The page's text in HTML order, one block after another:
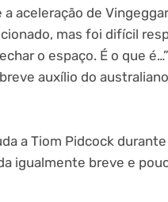
aceleração de
mas foi difícil
o espaço. É o que
auxílio do
a Tiom Pidcock
igualmente breve e